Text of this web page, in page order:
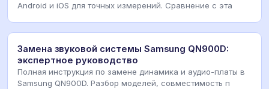
Android и iOS для точных измерений. Сравнение с эта
Замена звуковой системы Samsung QN900D:
экспертное руководство
Полная инструкция по замене динамика и аудио-платы в
Samsung QN900D. Разбор моделей, совместимость п